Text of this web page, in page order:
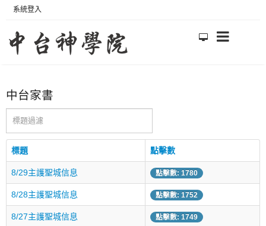
系統登入
中台家書
標題 點擊數
8/29主護聖城信息 點擊數: 1780
8/28主護聖城信息 點擊數: 1752
8/27主護聖城信息 點擊數: 1749